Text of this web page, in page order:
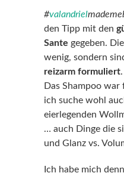
#valandriel
den Tipp mit den
Sante gegeben.
wenig, sondern
reizarm formuliert.
Das Shampoo
ich suche wohl
eierlegenden
… auch Dinge die
und Glanz vs.
Ich habe mich